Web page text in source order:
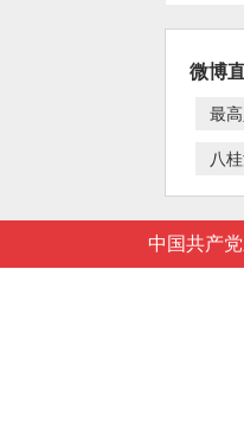
微博
最
八
中国共产